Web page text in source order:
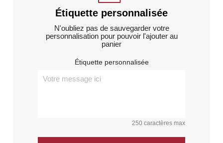
Étiquette personnalisée
N'oubliez pas de sauvegarder votre
personnalisation pour pouvoir l'ajouter au
panier
Étiquette personnalisée
250 caractères max